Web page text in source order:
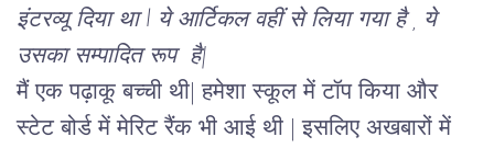
इंटरव्यू दिया था l ये आर्टिकल वहीं से लिया गया है , ये
उसका सम्पादित रूप  है|
मैं एक पढ़ाकू बच्ची थी | हमेशा स्कूल में टॉप किया और
स्टेट बोर्ड में मेरिट रैंक भी आई थी | इसलिए अखबारों में